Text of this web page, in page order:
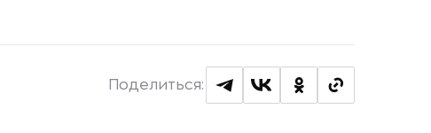
Поделиться: